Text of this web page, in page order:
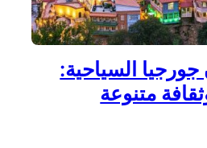
السياحية:
متنوعة